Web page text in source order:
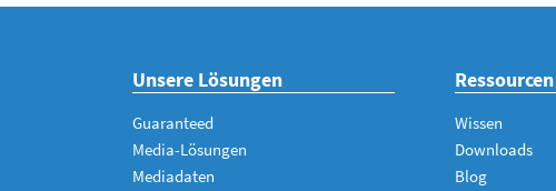
Unsere Lösungen
Guaranteed
Media-Lösungen
Mediadaten
Ressourcen
Wissen
Downloads
Blog